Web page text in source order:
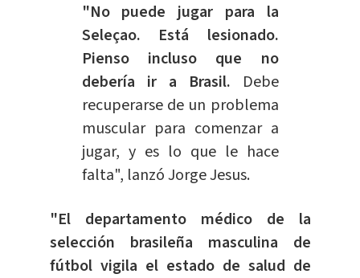
"No puede jugar para la
Seleçao. Está lesionado.
Pienso incluso que no
debería ir a Brasil. Debe
recuperarse de un problema
muscular para comenzar a
jugar, y es lo que le hace
falta", lanzó Jorge Jesus.
"El departamento médico de la
selección brasileña masculina de
fútbol vigila el estado de salud de